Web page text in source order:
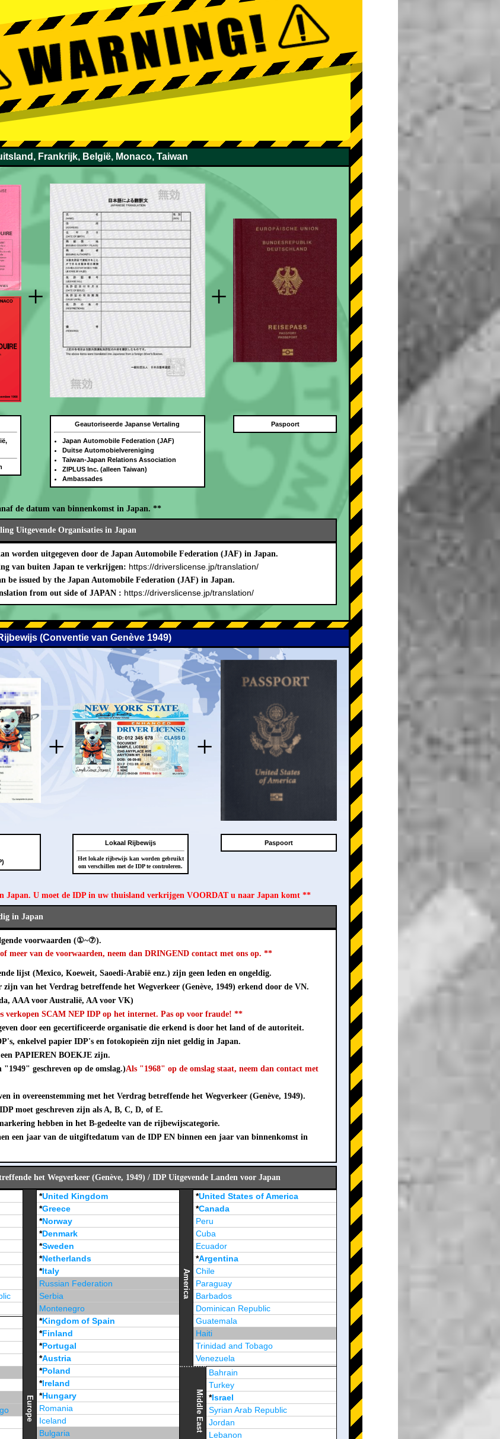
Frankrijk, België, Monaco, Taiwan
+ +
Geautoriseerde Japanse Vertaling
Japan Automobile Federation (JAF)
Duitse Automobielvereniging
Taiwan-Japan Relations Association
ZIPLUS Inc. (alleen Taiwan)
Ambassades
Paspoort
de datum van binnenkomst in Japan. **
Uitgevende Organisaties in Japan
worden uitgegeven door de Japan Automobile Federation (JAF) in Japan.
van buiten Japan te verkrijgen: https://driverslicense.jp/translation/
be issued by the Japan Automobile Federation (JAF) in Japan.
from out side of JAPAN : https://driverslicense.jp/translation/
(Conventie van Genève 1949)
+ +
Lokaal Rijbewijs
Het lokale rijbewijs kan worden gebruikt
om verschillen met de IDP te controleren.
Paspoort
Japan. U moet de IDP in uw thuisland verkrijgen VOORDAT u naar Japan komt **
in Japan
voorwaarden (①~⑦).
meer van de voorwaarden, neem dan DRINGEND contact met ons op. **
lijst (Mexico, Koeweit, Saoedi-Arabië enz.) zijn geen leden en ongeldig.
van het Verdrag betreffende het Wegverkeer (Genève, 1949) erkend door de VN.
AAA voor Australië, AA voor VK)
verkopen SCAM NEP IDP op het internet. Pas op voor fraude! **
door een gecertificeerde organisatie die erkend is door het land of de autoriteit.
enkelvel papier IDP's en fotokopieën zijn niet geldig in Japan.
PAPIEREN BOEKJE zijn.
"1949" geschreven op de omslag.)Als "1968" op de omslag staat, neem dan contact met
in overeenstemming met het Verdrag betreffende het Wegverkeer (Genève, 1949).
moet geschreven zijn als A, B, C, D, of E.
hebben in het B-gedeelte van de rijbewijscategorie.
een jaar van de uitgiftedatum van de IDP EN binnen een jaar van binnenkomst in
het Wegverkeer (Genève, 1949) / IDP Uitgevende Landen voor Japan
Europe
*United Kingdom
*Greece
*Norway
*Denmark
*Sweden
*Netherlands
*Italy
Russian Federation
Serbia
Montenegro
*Kingdom of Spain
*Finland
*Portugal
*Austria
*Poland
*Ireland
*Hungary
Romania
Iceland
Bulgaria
America
*United States of America
*Canada
Peru
Cuba
Ecuador
*Argentina
Chile
Paraguay
Barbados
Dominican Republic
Guatemala
Haiti
Trinidad and Tobago
Venezuela
Jamaica
Middle East
Bahrain
Turkey
*Israel
Syrian Arab Republic
Jordan
Lebanon